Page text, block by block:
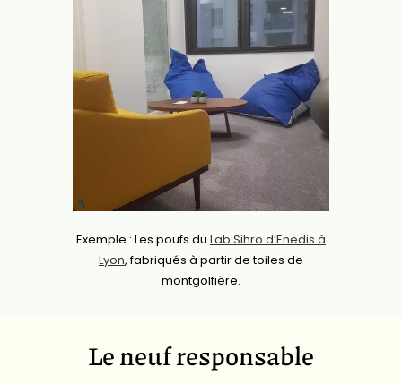
Exemple : Les poufs du Lab Sihro d’Enedis à
Lyon, fabriqués à partir de toiles de
montgolfière.
Le neuf responsable